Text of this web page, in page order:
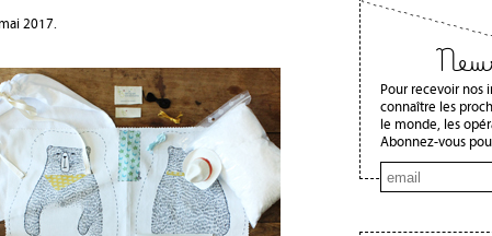
2017.
Pour recevoir nos
connaître les
le monde, les
Abonnez-vous